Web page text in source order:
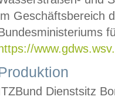
Geschäftsbereich
https://
Dienstsitz